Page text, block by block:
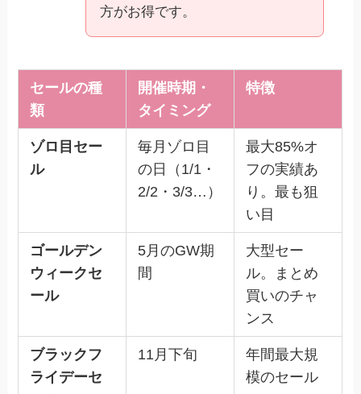
方がお得です。
セールの種
類
開催時期・
タイミング
特徴
ゾロ目セー
ル
毎月ゾロ目
の日（1/1・
2/2・3/3…）
最大85%オ
フの実績あ
り。最も狙
い目
ゴールデン
ウィークセ
ール
5月のGW期
間
大型セー
ル。まとめ
買いのチャ
ンス
ブラックフ
ライデーセ
11月下旬
年間最大規
模のセール